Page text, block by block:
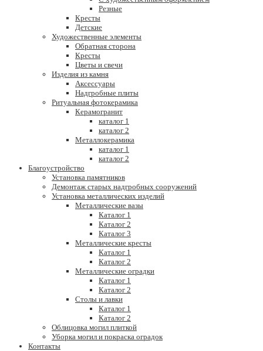
Резные
Кресты
Детские
Художественные элементы
Обратная сторона
Кресты
Цветы и свечи
Изделия из камня
Аксессуары
Надгробные плиты
Ритуальная фотокерамика
Керамогранит
каталог 1
каталог 2
Металлокерамика
каталог 1
каталог 2
Благоустройство
Установка памятников
Демонтаж старых надгробных сооружений
Установка металлических изделий
Металлические вазы
Каталог 1
Каталог 2
Каталог 3
Металлические кресты
Каталог 1
Каталог 2
Металлические оградки
Каталог 1
Каталог 2
Столы и лавки
Каталог 1
Каталог 2
Облицовка могил плиткой
Уборка могил и покраска оградок
Контакты